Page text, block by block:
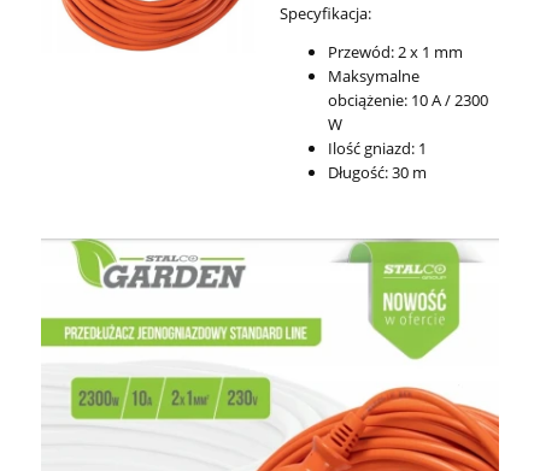
Specyfikacja:
Przewód: 2 x 1 mm
Maksymalne
obciążenie: 10 A / 2300
W
Ilość gniazd: 1
Długość: 30 m